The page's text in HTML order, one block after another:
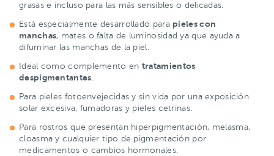
grasas e incluso para las más sensibles o delicadas.
Está especialmente desarrollado para pieles con
manchas, mates o falta de luminosidad ya que ayuda a
difuminar las manchas de la piel.
Ideal como complemento en tratamientos
despigmentantes.
Para pieles fotoenvejecidas y sin vida por una exposición
solar excesiva, fumadoras y pieles cetrinas.
Para rostros que presentan hiperpigmentación, melasma,
cloasma y cualquier tipo de pigmentación por
medicamentos o cambios hormonales.